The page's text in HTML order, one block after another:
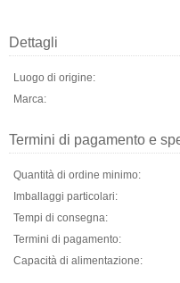
Dettagli
Luogo di origine:
Marca:
Termini di pagamento e
Quantità di ordine minimo:
Imballaggi particolari:
Tempi di consegna:
Termini di pagamento:
Capacità di alimentazione: